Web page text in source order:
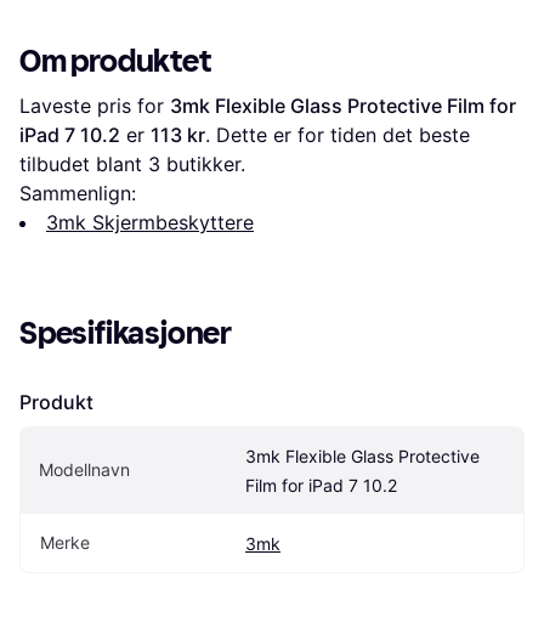
Om produktet
Laveste pris for 3mk Flexible Glass Protective Film for
iPad 7 10.2 er 113 kr. Dette er for tiden det beste
tilbudet blant 3 butikker.
Sammenlign:
3mk Skjermbeskyttere
Spesifikasjoner
Produkt
Modellnavn
3mk Flexible Glass Protective
Film for iPad 7 10.2
Merke 3mk